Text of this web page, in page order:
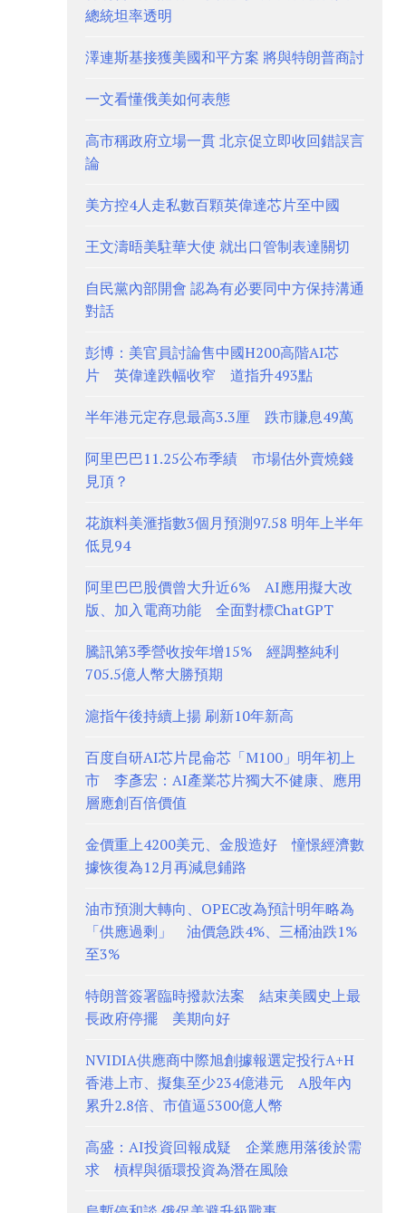
總統坦率透明
澤連斯基接獲美國和平方案 將與特朗普商討
一文看懂俄美如何表態
高市稱政府立場一貫 北京促立即收回錯誤言
論
美方控4人走私數百顆英偉達芯片至中國
王文濤晤美駐華大使 就出口管制表達關切
自民黨內部開會 認為有必要同中方保持溝通
對話
彭博：美官員討論售中國H200高階AI芯
片 英偉達跌幅收窄 道指升493點
半年港元定存息最高3.3厘 跌市賺息49萬
阿里巴巴11.25公布季績 市場估外賣燒錢
見頂？
花旗料美滙指數3個月預測97.58 明年上半年
低見94
阿里巴巴股價曾大升近6% AI應用擬大改
版、加入電商功能 全面對標ChatGPT
騰訊第3季營收按年增15% 經調整純利
705.5億人幣大勝預期
滬指午後持續上揚 刷新10年新高
百度自研AI芯片昆侖芯「M100」明年初上
市 李彥宏：AI產業芯片獨大不健康、應用
層應創百倍價值
金價重上4200美元、金股造好 憧憬經濟數
據恢復為12月再減息鋪路
油市預測大轉向、OPEC改為預計明年略為
「供應過剩」 油價急跌4%、三桶油跌1%
至3%
特朗普簽署臨時撥款法案 結束美國史上最
長政府停擺 美期向好
NVIDIA供應商中際旭創據報選定投行A+H
香港上市、擬集至少234億港元 A股年內
累升2.8倍、市值逼5300億人幣
高盛：AI投資回報成疑 企業應用落後於需
求 槓桿與循環投資為潛在風險